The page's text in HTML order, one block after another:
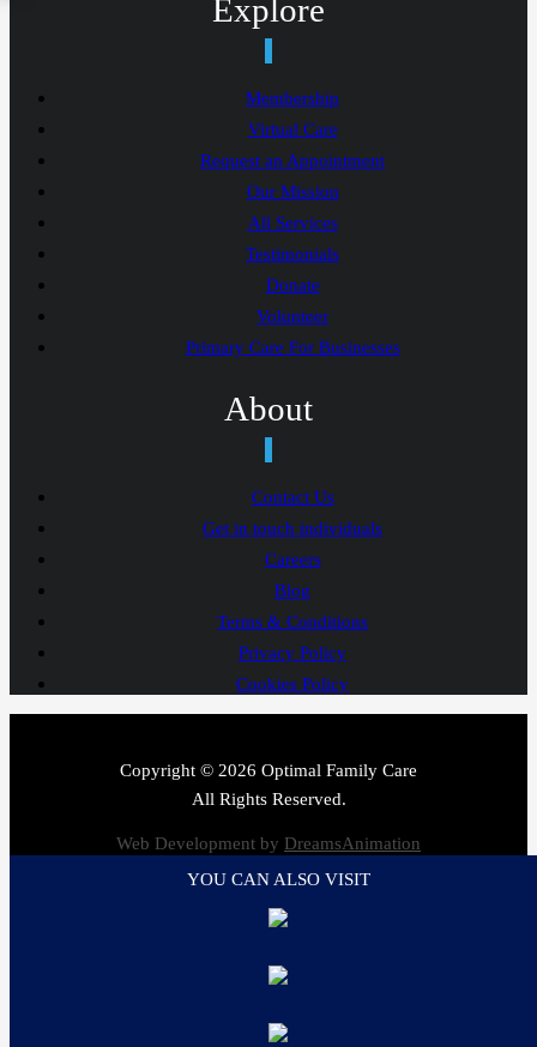
Explore
Membership
Virtual Care
Request an Appointment
Our Mission
All Services
Testimonials
Donate
Volunteer
Primary Care For Businesses
About
Contact Us
Get in touch individuals
Careers
Blog
Terms & Conditions
Privacy Policy
Cookies Policy
Copyright © 2026 Optimal Family Care
All Rights Reserved.
Web Development by DreamsAnimation
YOU CAN ALSO VISIT